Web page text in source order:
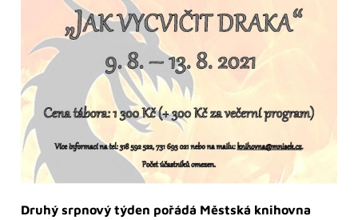
Druhý srpnový týden pořádá Městská knihovna